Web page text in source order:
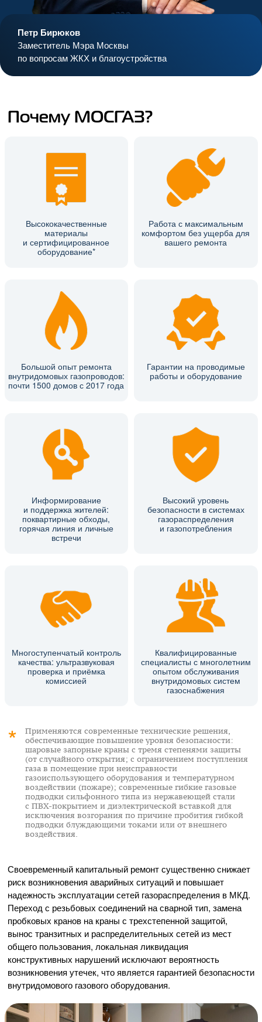
Петр Бирюков
Заместитель Мэра Москвы
по вопросам ЖКХ и благоустройства
Почему МОСГАЗ?
Высококачественные
материалы
и сертифицированное
оборудование*
Работа с максимальным
комфортом без ущерба для
вашего ремонта
Большой опыт ремонта
внутридомовых газопроводов:
почти 1500 домов с 2017 года
Гарантии на проводимые
работы и оборудование
Информирование
и поддержка жителей:
поквартирные обходы,
горячая линия и личные
встречи
Высокий уровень
безопасности в системах
газораспределения
и газопотребления
Многоступенчатый контроль
качества: ультразвуковая
проверка и приёмка
комиссией
Квалифицированные
специалисты с многолетним
опытом обслуживания
внутридомовых систем
газоснабжения
Применяются современные технические решения,
обеспечивающие повышение уровня безопасности:
шаровые запорные краны с тремя степенями защиты
(от случайного открытия; с ограничением поступления
газа в помещение при неисправности
газоиспользующего оборудования и температурном
воздействии (пожаре); современные гибкие газовые
подводки сильфонного типа из нержавеющей стали
с ПВХ-покрытием и диэлектрической вставкой для
исключения возгорания по причине пробития гибкой
подводки блуждающими токами или от внешнего
воздействия.
Своевременный капитальный ремонт существенно снижает
риск возникновения аварийных ситуаций и повышает
надежность эксплуатации сетей газораспределения в МКД.
Переход с резьбовых соединений на сварной тип, замена
пробковых кранов на краны с трехстепенной защитой,
вынос транзитных и распределительных сетей из мест
общего пользования, локальная ликвидация
конструктивных нарушений исключают вероятность
возникновения утечек, что является гарантией безопасности
внутридомового газового оборудования.